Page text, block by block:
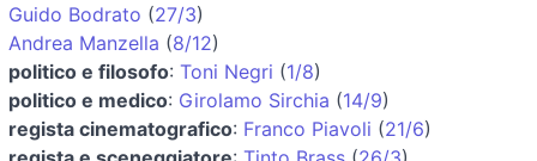
Guido Bodrato (27/3)
Andrea Manzella (8/12)
politico e filosofo: Toni Negri (1/8)
politico e medico: Girolamo Sirchia (14/9)
regista cinematografico: Franco Piavoli (21/6)